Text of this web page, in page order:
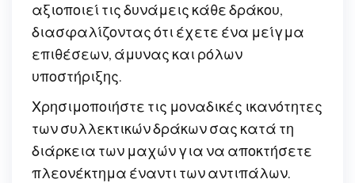
αξιοποιεί τις δυνάμεις κάθε δράκου,
διασφαλίζοντας ότι έχετε ένα μείγμα
επιθέσεων, άμυνας και ρόλων
υποστήριξης.
Χρησιμοποιήστε τις μοναδικές ικανότητες
των συλλεκτικών δράκων σας κατά τη
διάρκεια των μαχών για να αποκτήσετε
πλεονέκτημα έναντι των αντιπάλων.